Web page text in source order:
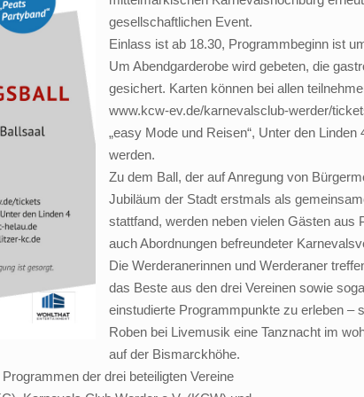
gesellschaftlichen Event.
Einlass ist ab 18.30, Programmbeginn ist
Um Abendgarderobe wird gebeten, die
gesichert. Karten können bei allen
www.kcw-ev.de/karnevalsclub-werder/
„easy Mode und Reisen“, Unter den
werden.
Zu dem Ball, der auf Anregung von
Jubiläum der Stadt erstmals als
stattfand, werden neben vielen Gästen aus
auch Abordnungen befreundeter
Die Werderanerinnen und Werderaner
das Beste aus den drei Vereinen sowie
einstudierte Programmpunkte zu erleben –
Roben bei Livemusik eine Tanznacht im
auf der Bismarckhöhe.
der drei beteiligten Vereine